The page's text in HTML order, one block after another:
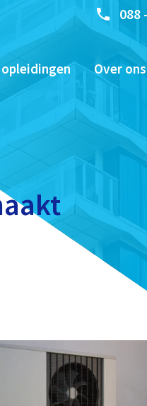
088
Over ons